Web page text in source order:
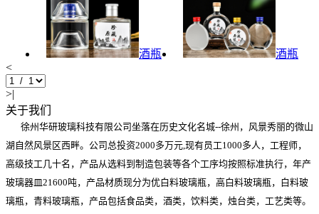
酒瓶 酒瓶
<
>|
关于我们
徐州华研玻璃科技有限公司坐落在历史文化名城--徐州，风景秀丽的微山
湖自然风景区西畔。公司总投资2000多万元,现有员工1000多人，工程师，
高级技工几十名，产品从选料到制造包装等各个工序均按照标准执行，年产
玻璃器皿21600吨，产品材质现分为优白料玻璃瓶，高白料玻璃瓶，白料玻
璃瓶，青料玻璃瓶，产品包括食品类，酒类，饮料类，烛台类，工艺类等。